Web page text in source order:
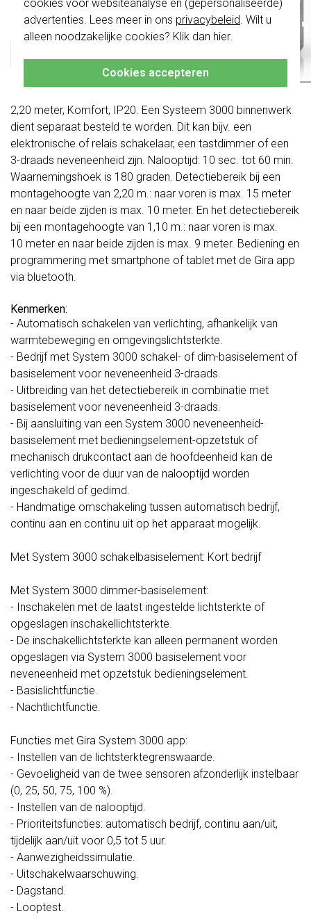
cookies voor websiteanalyse en (gepersonaliseerde)
advertenties. Lees meer in ons privacybeleid . Wilt u
alleen noodzakelijke cookies? Klik dan hier
Cookies accepteren
Productomschrijving
2,20 meter, Komfort, IP20. Een Systeem 3000 binnenwerk
dient separaat besteld te worden. Dit kan bijv. een
elektronische of relais schakelaar, een tastdimmer of een
3-draads neveneenheid zijn. Nalooptijd: 10 sec. tot 60 min.
Waarnemingshoek is 180 graden. Detectiebereik bij een
montagehoogte van 2,20 m.: naar voren is max. 15 meter
en naar beide zijden is max. 10 meter. En het detectiebereik
bij een montagehoogte van 1,10 m.: naar voren is max.
10 meter en naar beide zijden is max. 9 meter. Bediening en
programmering met smartphone of tablet met de Gira app
via bluetooth.
Kenmerken:
- Automatisch schakelen van verlichting, afhankelijk van
warmtebeweging en omgevingslichtsterkte.
- Bedrijf met System 3000 schakel- of dim-basiselement of
basiselement voor neveneenheid 3-draads.
- Uitbreiding van het detectiebereik in combinatie met
basiselement voor neveneenheid 3-draads.
- Bij aansluiting van een System 3000 neveneenheid-
basiselement met bedieningselement-opzetstuk of
mechanisch drukcontact aan de hoofdeenheid kan de
verlichting voor de duur van de nalooptijd worden
ingeschakeld of gedimd.
- Handmatige omschakeling tussen automatisch bedrijf,
continu aan en continu uit op het apparaat mogelijk.
Met System 3000 schakelbasiselement: Kort bedrijf
Met System 3000 dimmer-basiselement:
- Inschakelen met de laatst ingestelde lichtsterkte of
opgeslagen inschakellichtsterkte.
- De inschakellichtsterkte kan alleen permanent worden
opgeslagen via System 3000 basiselement voor
neveneenheid met opzetstuk bedieningselement.
- Basislichtfunctie.
- Nachtlichtfunctie.
Functies met Gira System 3000 app:
- Instellen van de lichtsterktegrenswaarde.
- Gevoeligheid van de twee sensoren afzonderlijk instelbaar
(0, 25, 50, 75, 100 %).
- Instellen van de nalooptijd.
- Prioriteitsfuncties: automatisch bedrijf, continu aan/uit,
tijdelijk aan/uit voor 0,5 tot 5 uur.
- Aanwezigheidssimulatie.
- Uitschakelwaarschuwing.
- Dagstand.
- Looptest.
niette combineren met de schakelaars
van vóór augustus 2024.
Klik hiervoor meer informatie, zodat je